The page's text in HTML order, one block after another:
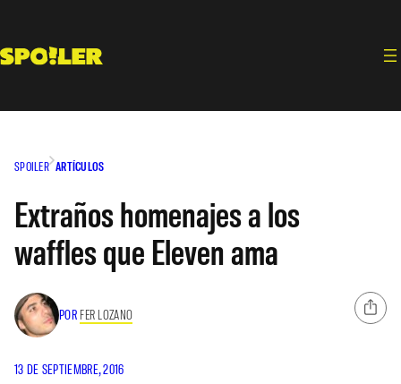
contenido
SPOILER ARTÍCULOS
Extraños homenajes a los
waffles que Eleven ama
POR FER LOZANO
13 DE SEPTIEMBRE, 2016